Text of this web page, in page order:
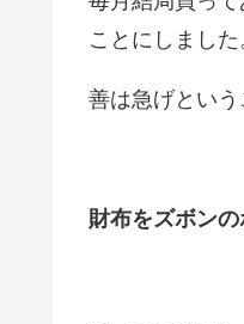
ことにしました
善は急げという
財布をズボンの